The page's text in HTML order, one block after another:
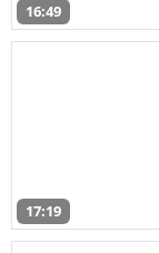
16:49
17:19